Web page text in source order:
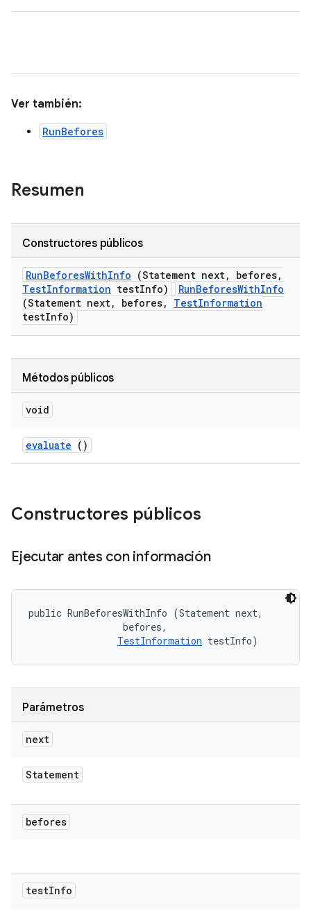
Ver también:
RunBefores
Resumen
Constructores públicos
RunBeforesWithInfo (Statement next, befores,
TestInformation testInfo)
RunBeforesWithInfo
(Statement next, befores, TestInformation
testInfo)
Métodos públicos
void
evaluate ()
Constructores públicos
Ejecutar antes con información
public RunBeforesWithInfo (Statement next,
befores,
TestInformation testInfo)
Parámetros
next
Statement
befores
testInfo